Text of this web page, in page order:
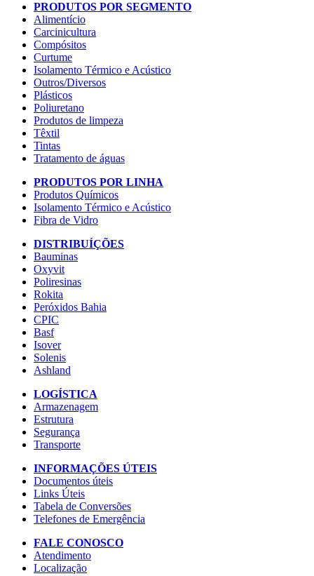
PRODUTOS POR SEGMENTO
Alimentício
Carcinicultura
Compósitos
Curtume
Isolamento Térmico e Acústico
Outros/Diversos
Plásticos
Poliuretano
Produtos de limpeza
Têxtil
Tintas
Tratamento de águas
PRODUTOS POR LINHA
Produtos Químicos
Isolamento Térmico e Acústico
Fibra de Vidro
DISTRIBUÍÇÕES
Bauminas
Oxyvit
Poliresinas
Rokita
Peróxidos Bahia
CPIC
Basf
Isover
Solenis
Ashland
LOGÍSTICA
Armazenagem
Estrutura
Segurança
Transporte
INFORMAÇÕES ÚTEIS
Documentos úteis
Links Úteis
Tabela de Conversões
Telefones de Emergência
FALE CONOSCO
Atendimento
Localização